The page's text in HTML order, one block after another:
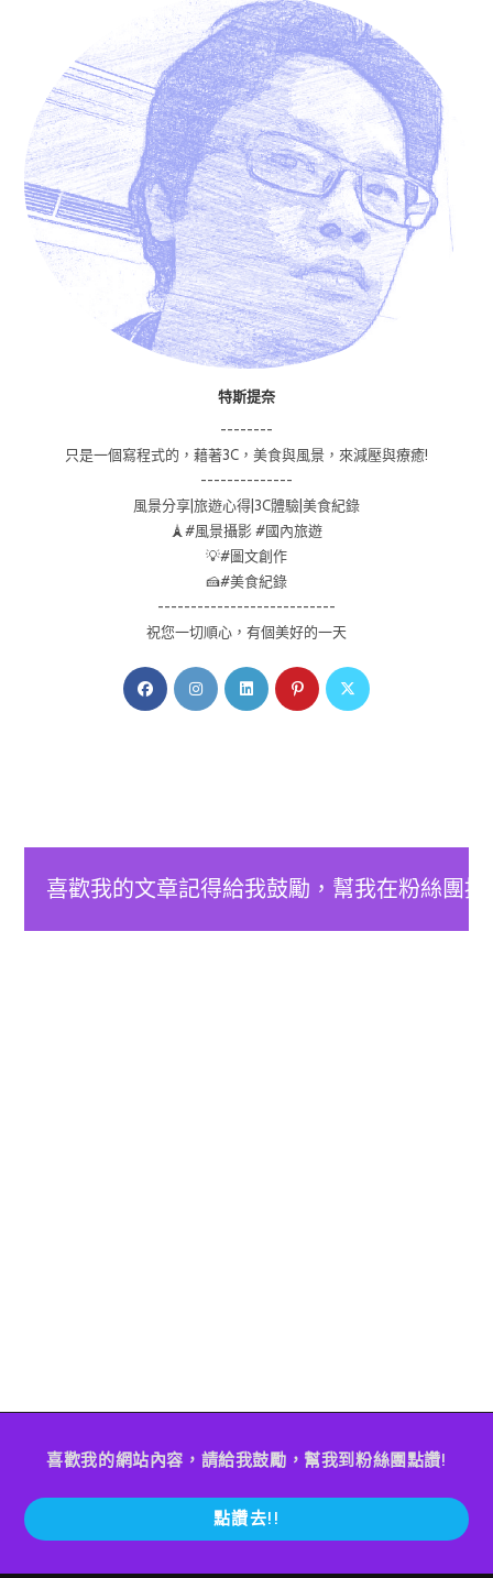
特斯提奈
--------
只是一個寫程式的，藉著3C，美食與風景，來減壓與療癒!
--------------
風景分享|旅遊心得|3C體驗|美食紀錄
🗼#風景攝影 #國內旅遊
💡#圖文創作
🍰#美食紀錄
---------------------------
祝您一切順心，有個美好的一天
喜歡我的文章記得給我鼓勵，幫我在粉絲團
喜歡我的網站內容，請給我鼓勵，幫我到粉絲團點讚!
點讚去!!